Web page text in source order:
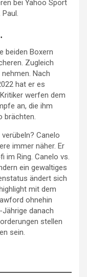
bei Yahoo Sport
beiden Boxern
Zugleich
Nach
hat er es
werfen dem
an, die ihm
brächten.
Canelo
immer näher. Er
im Ring. Canelo vs.
ein gewaltiges
ändert sich
mit dem
ohnehin
danach
stellen
sein.